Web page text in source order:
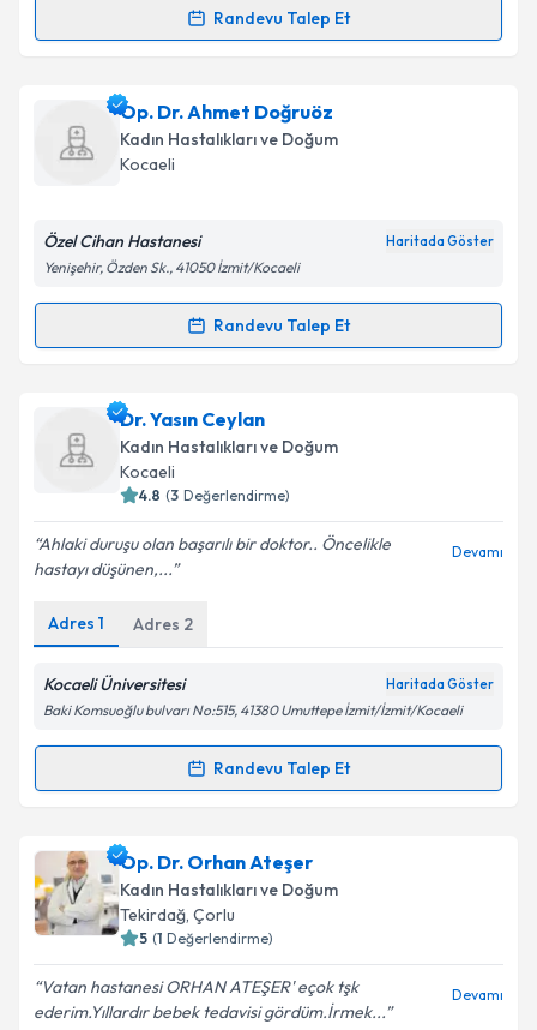
Randevu Talep Et
Randevu Takvimi Talebi
Uzm. Dr. Muhlis Mehmet Ataman
takvimi talebi oluşturun. Size bu uzmandan randevu
almanız için bir takvim hazırlandığında e-posta ile
Kişisel verilerimin işlenmesine ilişkinAydınlatma
kapsamda işlenmesini kabul ediyorum.
Op. Dr. Ahmet Doğruöz
Kadın Hastalıkları ve Doğum
Kocaeli
Özel Cihan Hastanesi Haritada Göster
Yenişehir, Özden Sk., 41050 İzmit/Kocaeli
Randevu Talep Et
Randevu Takvimi Talebi
Op. Dr. Ahmet Doğruöz
oluşturun. Size bu uzmandan randevu almanız için bir
takvim hazırlandığında e-posta ile bilgilendireceğiz.
Kişisel verilerimin işlenmesine ilişkin
Metni'ni okudum ve kişisel verilerimin belirtilen
kapsamda işlenmesini kabul ediyorum.
Takvim Talebini Gönder
Dr. Yasın Ceylan
Kadın Hastalıkları ve Doğum
Kocaeli
4.8 (3 Değerlendirme)
Ahlaki duruşu olan başarılı bir doktor.. Öncelikle
hastayı düşünen,...
Devamı
Adres 1 Adres 2
Kocaeli Üniversitesi Haritada Göster
Baki Komsuoğlu bulvarı No:515, 41380 Umuttepe İzmit/İzmit/Kocaeli
Randevu Talep Et
Randevu Takvimi Talebi
Dr. Yasın Ceylaniçin randevu takvimi talebi
oluşturun. Size bu uzmandan randevu almanız için bir
takvim hazırlandığında e-posta ile bilgilendireceğiz.
Op. Dr. Orhan Ateşer
Kadın Hastalıkları ve Doğum
Tekirdağ, Çorlu
5 (1 Değerlendirme)
Vatan hastanesi ORHAN ATEŞER' eçok tşk
ederim.Yıllardır bebek tedavisi gördüm.İrmek...
Devamı